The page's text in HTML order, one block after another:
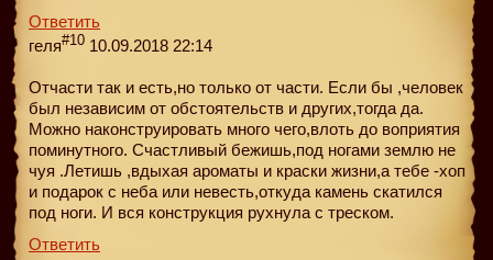
Ответить
геля#10 10.09.2018 22:14
Отчасти так и есть,но только от части. Если бы ,человек
был независим от обстоятельств и других,тогда да.
Можно наконструировать много чего,влоть до воприятия
поминутного. Счастливый бежишь,под ногами землю не
чуя .Летишь ,вдыхая ароматы и краски жизни,а тебе -хоп
и подарок с неба или невесть,откуда камень скатился
под ноги. И вся конструкция рухнула с треском.
Ответить